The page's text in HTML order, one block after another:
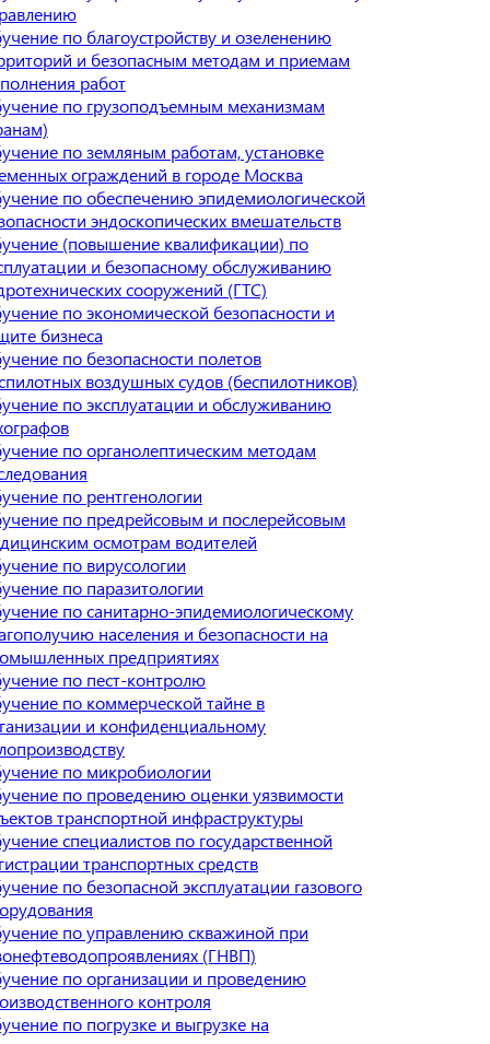
по благоустройству и озеленению
и безопасным методам и приемам
работ
по грузоподъемным механизмам
по земляным работам, установке
ограждений в городе Москва
по обеспечению эпидемиологической
эндоскопических вмешательств
(повышение квалификации) по
и безопасному обслуживанию
сооружений (ГТС)
по экономической безопасности и
бизнеса
по безопасности полетов
воздушных судов (беспилотников)
по эксплуатации и обслуживанию
по органолептическим методам
по рентгенологии
по предрейсовым и послерейсовым
осмотрам водителей
по вирусологии
по паразитологии
по санитарно-эпидемиологическому
населения и безопасности на
предприятиях
по пест-контролю
по коммерческой тайне в
и конфиденциальному
по микробиологии
по проведению оценки уязвимости
транспортной инфраструктуры
специалистов по государственной
транспортных средств
по безопасной эксплуатации газового
по управлению скважиной при
(ГНВП)
по организации и проведению
контроля
по погрузке и выгрузке на